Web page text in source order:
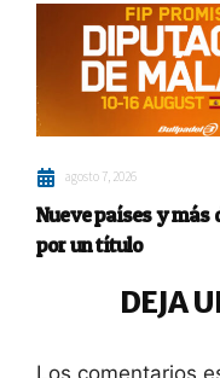
agosto 7, 2026
Nueve países y más
por un título
DEJA